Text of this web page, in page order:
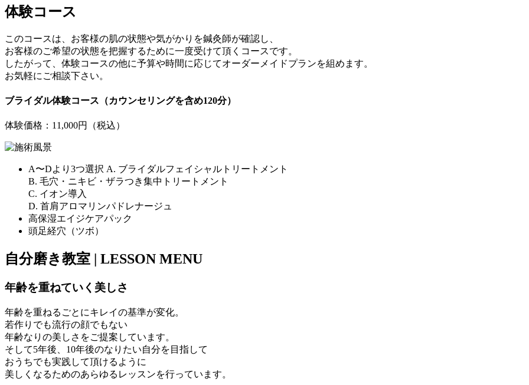
体験コース
このコースは、お客様の肌の状態や気がかりを鍼灸師が確認し、
お客様のご希望の状態を把握するために一度受けて頂くコースです。
したがって、体験コースの他に予算や時間に応じてオーダーメイドプランを組めます。
お気軽にご相談下さい。
ブライダル体験コース（カウンセリングを含め120分）
体験価格：11,000円 （税込）
A〜Dより3つ選択 A. ブライダルフェイシャルトリートメント
B. 毛穴・ニキビ・ザラつき集中トリートメント
C. イオン導入
D. 首肩アロマリンパドレナージュ
高保湿エイジケアパック
頭足経穴（ツボ）
自分磨き教室 | LESSON MENU
年齢を重ねていく美しさ
年齢を重ねるごとにキレイの基準が変化。
若作りでも流行の顔でもない
年齢なりの美しさをご提案しています。
そして5年後、10年後のなりたい自分を目指して
おうちでも実践して頂けるように
美しくなるためのあらゆるレッスンを行っています。